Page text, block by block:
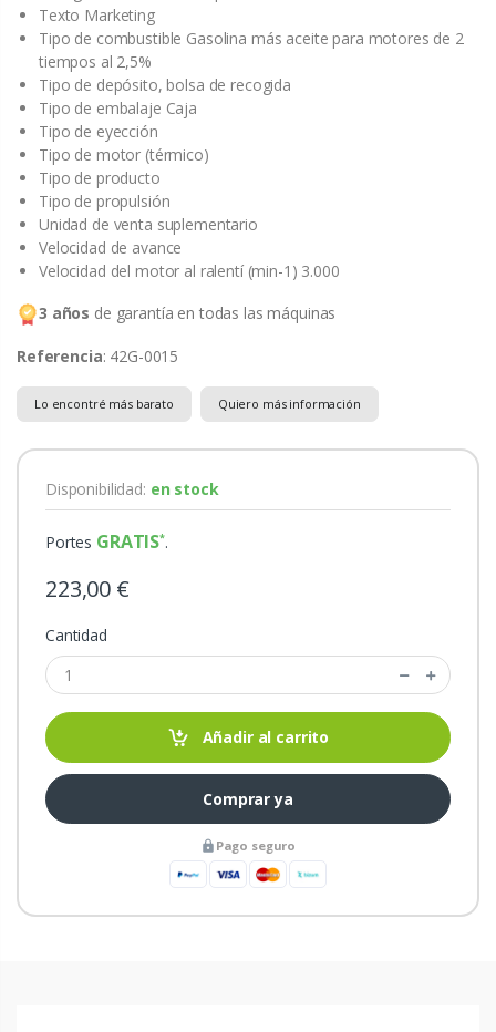
Texto Marketing
Tipo de combustible Gasolina más aceite para motores de 2
tiempos al 2,5%
Tipo de depósito, bolsa de recogida
Tipo de embalaje Caja
Tipo de eyección
Tipo de motor (térmico)
Tipo de producto
Tipo de propulsión
Unidad de venta suplementario
Velocidad de avance
Velocidad del motor al ralentí (min-1) 3.000
3 años de garantía en todas las máquinas
Referencia: 42G-0015
Lo encontré más barato Quiero más información
Disponibilidad: en stock
Portes GRATIS .
223,00 €
Cantidad
Añadir al carrito
Comprar ya
Pago seguro